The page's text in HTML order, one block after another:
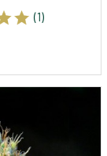
(1)